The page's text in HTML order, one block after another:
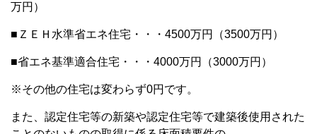
万円）
■ＺＥＨ水準省エネ住宅・・・4500万円（3500万円）
■省エネ基準適合住宅・・・4000万円（3000万円）
※その他の住宅は変わらず0円です。
また、認定住宅等の新築や認定住宅等で建築後使用された